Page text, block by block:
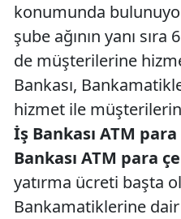
konumunda
şube ağının yanı sıra
de müşterilerine
Bankası,
hizmet ile
İş Bankası ATM
Bankası ATM para
yatırma ücreti başta
Bankamatiklerine